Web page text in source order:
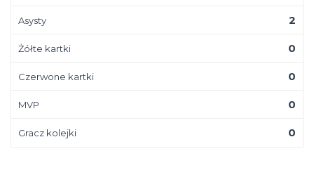
Asysty 2
Żółte kartki 0
Czerwone kartki 0
MVP 0
Gracz kolejki 0